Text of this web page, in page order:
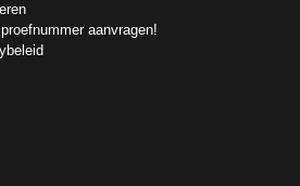
aanvragen!